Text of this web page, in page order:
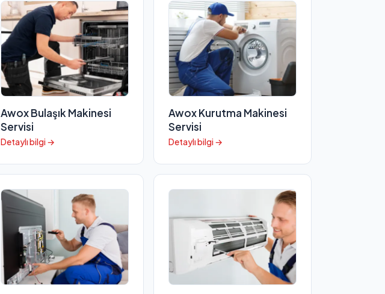
Awox Bulaşık Makinesi
Servisi
Detaylı bilgi →
Awox Kurutma Makinesi
Servisi
Detaylı bilgi →